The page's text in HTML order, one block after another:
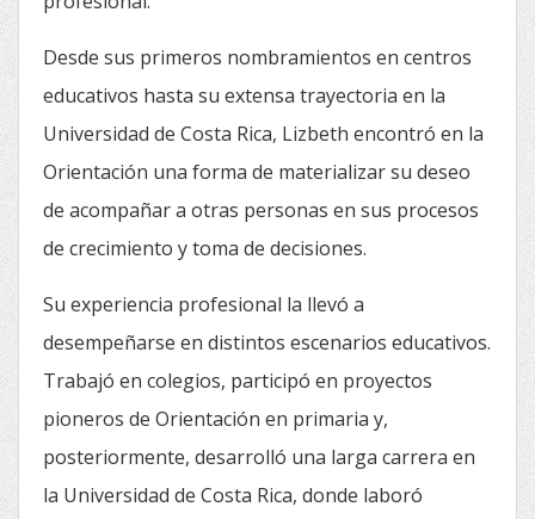
Desde sus primeros nombramientos en centros
educativos hasta su extensa trayectoria en la
Universidad de Costa Rica, Lizbeth encontró en la
Orientación una forma de materializar su deseo
de acompañar a otras personas en sus procesos
de crecimiento y toma de decisiones.
Su experiencia profesional la llevó a
desempeñarse en distintos escenarios educativos.
Trabajó en colegios, participó en proyectos
pioneros de Orientación en primaria y,
posteriormente, desarrolló una larga carrera en
la Universidad de Costa Rica, donde laboró